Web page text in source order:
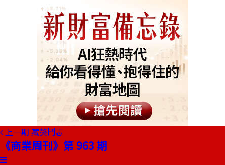
上一期 藏獒鬥志
《商業周刊》第 963 期